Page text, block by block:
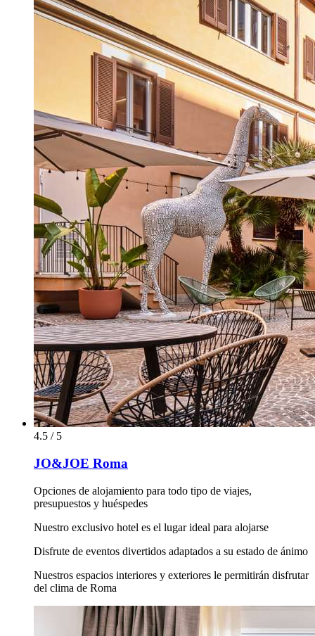
4.5 / 5
JO&JOE Roma
Opciones de alojamiento para todo tipo de viajes,
presupuestos y huéspedes
Nuestro exclusivo hotel es el lugar ideal para alojarse
Disfrute de eventos divertidos adaptados a su estado de ánimo
Nuestros espacios interiores y exteriores le permitirán disfrutar
del clima de Roma